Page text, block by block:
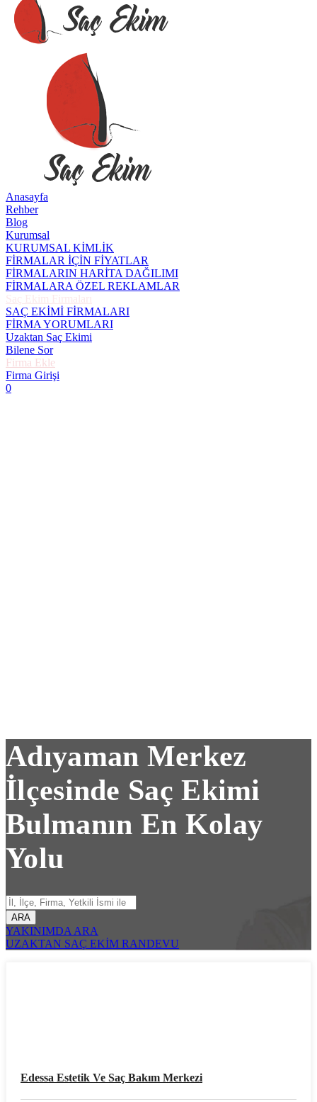
Anasayfa
Rehber
Blog
Kurumsal
KURUMSAL KİMLİK
FİRMALAR İÇİN FİYATLAR
FİRMALARIN HARİTA DAĞILIMI
FİRMALARA ÖZEL REKLAMLAR
SAÇ EKİMİ FİRMALARI
FİRMA YORUMLARI
Uzaktan Saç Ekimi
Bilene Sor
Firma Ekle
Firma Girişi
0
Adıyaman Merkez
İlçesinde Saç Ekimi
Bulmanın En Kolay
Yolu
ARA
YAKINIMDA ARA
UZAKTAN SAÇ EKİM RANDEVU
Edessa Estetik Ve Saç Bakım Merkezi